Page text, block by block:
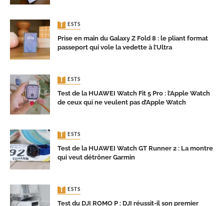
TESTS
Prise en main du Galaxy Z Fold 8 : le pliant format
passeport qui vole la vedette à l’Ultra
TESTS
Test de la HUAWEI Watch Fit 5 Pro : l’Apple Watch
de ceux qui ne veulent pas d’Apple Watch
TESTS
Test de la HUAWEI Watch GT Runner 2 : La montre
qui veut détrôner Garmin
TESTS
Test du DJI ROMO P : DJI réussit-il son premier